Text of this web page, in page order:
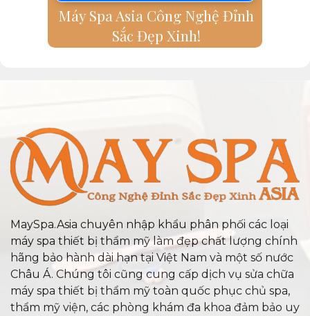
Máy Spa Asia Công Nghệ Đỉnh
Sắc Đẹp Xinh!
MaySpa.Asia chuyên nhập khẩu phân phối các loại
máy spa thiết bị thẩm mỹ làm đẹp chất lượng chính
hãng bảo hành dài hạn tại Việt Nam và một số nước
Châu Á. Chúng tôi cũng cung cấp dịch vụ sửa chữa
máy spa thiết bị thẩm mỹ toàn quốc phục chủ spa,
thẩm mỹ viện, các phòng khám đa khoa đảm bảo uy